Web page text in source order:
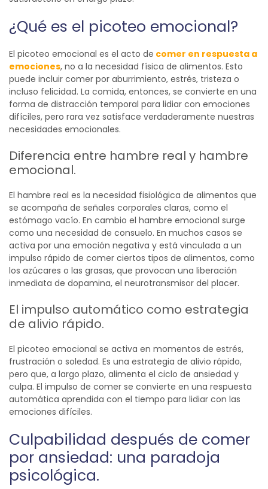
¿Qué es el picoteo emocional?
El picoteo emocional es el acto de comer en respuesta a
emociones, no a la necesidad física de alimentos. Esto
puede incluir comer por aburrimiento, estrés, tristeza o
incluso felicidad. La comida, entonces, se convierte en una
forma de distracción temporal para lidiar con emociones
difíciles, pero rara vez satisface verdaderamente nuestras
necesidades emocionales.
Diferencia entre hambre real y hambre
emocional.
El hambre real es la necesidad fisiológica de alimentos que
se acompaña de señales corporales claras, como el
estómago vacío. En cambio el hambre emocional surge
como una necesidad de consuelo. En muchos casos se
activa por una emoción negativa y está vinculada a un
impulso rápido de comer ciertos tipos de alimentos, como
los azúcares o las grasas, que provocan una liberación
inmediata de dopamina, el neurotransmisor del placer.
El impulso automático como estrategia
de alivio rápido.
El picoteo emocional se activa en momentos de estrés,
frustración o soledad. Es una estrategia de alivio rápido,
pero que, a largo plazo, alimenta el ciclo de ansiedad y
culpa. El impulso de comer se convierte en una respuesta
automática aprendida con el tiempo para lidiar con las
emociones difíciles.
Culpabilidad después de comer
por ansiedad: una paradoja
psicológica.